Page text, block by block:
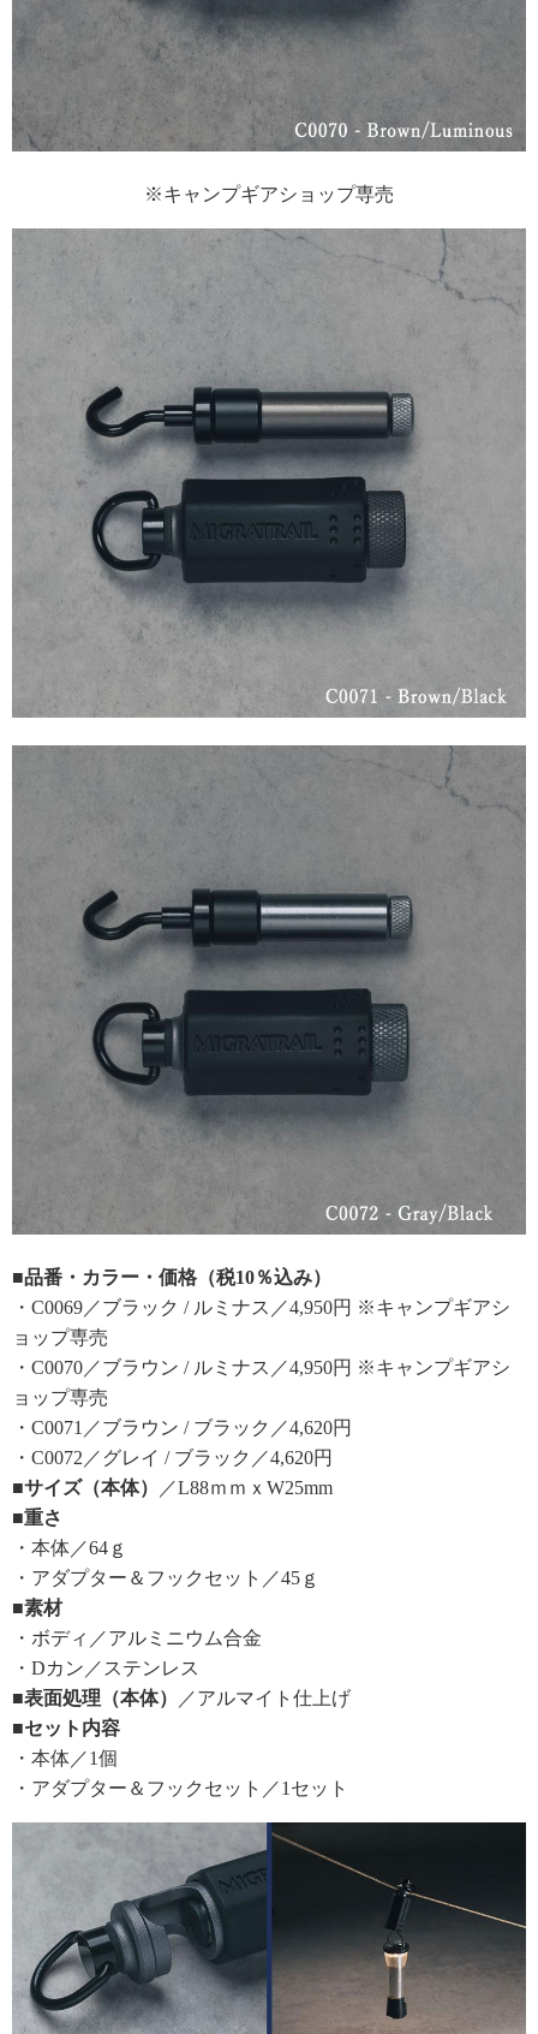
※キャンプギアショップ専売
■品番・カラー・価格（税10％込み）
・C0069／ブラック / ルミナス／4,950円 ※キャンプギアシ
ョップ専売
・C0070／ブラウン / ルミナス／4,950円 ※キャンプギアシ
ョップ専売
・C0071／ブラウン / ブラック／4,620円
・C0072／グレイ / ブラック／4,620円
■サイズ（本体）
／L88ｍｍｘW25mm
■重さ
・本体／64ｇ
・アダプター＆フックセット／45ｇ
■素材
・ボディ／アルミニウム合金
・Dカン／ステンレス
■表面処理（本体）
／アルマイト仕上げ
■セット内容
・本体／1個
・アダプター＆フックセット／1セット